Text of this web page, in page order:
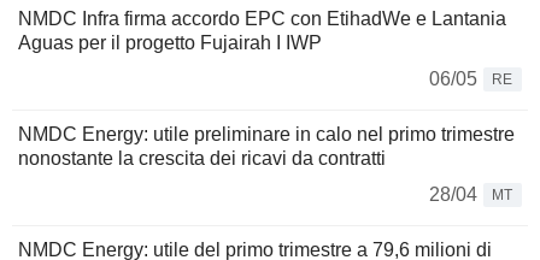
NMDC Infra firma accordo EPC con EtihadWe e Lantania
Aguas per il progetto Fujairah I IWP
06/05
RE
NMDC Energy: utile preliminare in calo nel primo trimestre
nonostante la crescita dei ricavi da contratti
28/04
MT
NMDC Energy: utile del primo trimestre a 79,6 milioni di